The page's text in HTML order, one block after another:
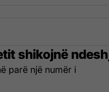
shikojnë
parë një numër i